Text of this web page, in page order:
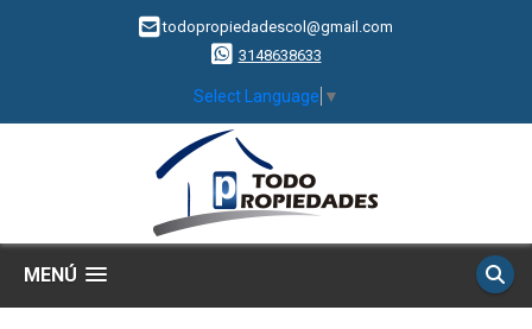
todopropiedadescol@gmail.com
3148638633
Select Language ▼
MENÚ